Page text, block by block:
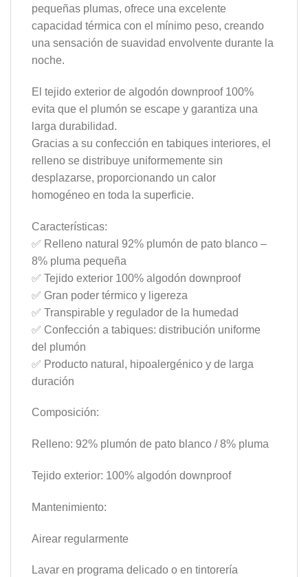
pequeñas plumas, ofrece una excelente
capacidad térmica con el mínimo peso, creando
una sensación de suavidad envolvente durante la
noche.
El tejido exterior de algodón downproof 100%
evita que el plumón se escape y garantiza una
larga durabilidad.
Gracias a su confección en tabiques interiores, el
relleno se distribuye uniformemente sin
desplazarse, proporcionando un calor
homogéneo en toda la superficie.
Características:
✅ Relleno natural 92% plumón de pato blanco –
8% pluma pequeña
✅ Tejido exterior 100% algodón downproof
✅ Gran poder térmico y ligereza
✅ Transpirable y regulador de la humedad
✅ Confección a tabiques: distribución uniforme
del plumón
✅ Producto natural, hipoalergénico y de larga
duración
Composición:
Relleno: 92% plumón de pato blanco / 8% pluma
Tejido exterior: 100% algodón downproof
Mantenimiento:
Airear regularmente
Lavar en programa delicado o en tintorería